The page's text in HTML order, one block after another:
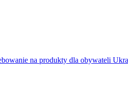
na produkty dla obywateli